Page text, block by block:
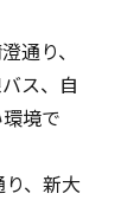
通り、
ス、自
境で
、新大